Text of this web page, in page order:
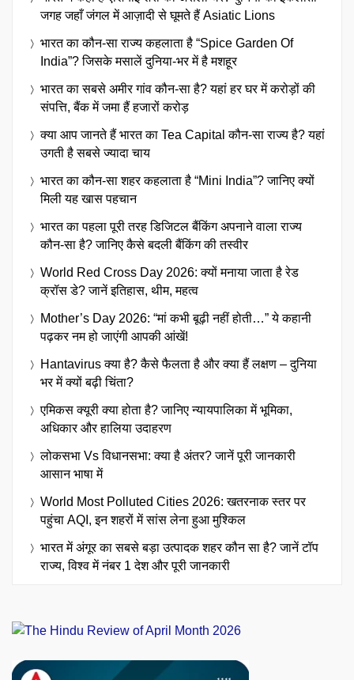
जगह जहाँ जंगल में आज़ादी से घूमते हैं Asiatic Lions
भारत का कौन-सा राज्य कहलाता है “Spice Garden Of
India”? जिसके मसालें दुनिया-भर में है मशहूर
भारत का सबसे अमीर गांव कौन-सा है? यहां हर घर में करोड़ों की
संपत्ति, बैंक में जमा हैं हजारों करोड़
क्या आप जानते हैं भारत का Tea Capital कौन-सा राज्य है? यहां
उगती है सबसे ज्यादा चाय
भारत का कौन-सा शहर कहलाता है “Mini India”? जानिए क्यों
मिली यह खास पहचान
भारत का पहला पूरी तरह डिजिटल बैंकिंग अपनाने वाला राज्य
कौन-सा है? जानिए कैसे बदली बैंकिंग की तस्वीर
World Red Cross Day 2026: क्यों मनाया जाता है रेड
क्रॉस डे? जानें इतिहास, थीम, महत्व
Mother’s Day 2026: “मां कभी बूढ़ी नहीं होती…” ये कहानी
पढ़कर नम हो जाएंगी आपकी आंखें!
Hantavirus क्या है? कैसे फैलता है और क्या हैं लक्षण – दुनिया
भर में क्यों बढ़ी चिंता?
एमिकस क्यूरी क्या होता है? जानिए न्यायपालिका में भूमिका,
अधिकार और हालिया उदाहरण
लोकसभा Vs विधानसभा: क्या है अंतर? जानें पूरी जानकारी
आसान भाषा में
World Most Polluted Cities 2026: खतरनाक स्तर पर
पहुंचा AQI, इन शहरों में सांस लेना हुआ मुश्किल
भारत में अंगूर का सबसे बड़ा उत्पादक शहर कौन सा है? जानें टॉप
राज्य, विश्व में नंबर 1 देश और पूरी जानकारी